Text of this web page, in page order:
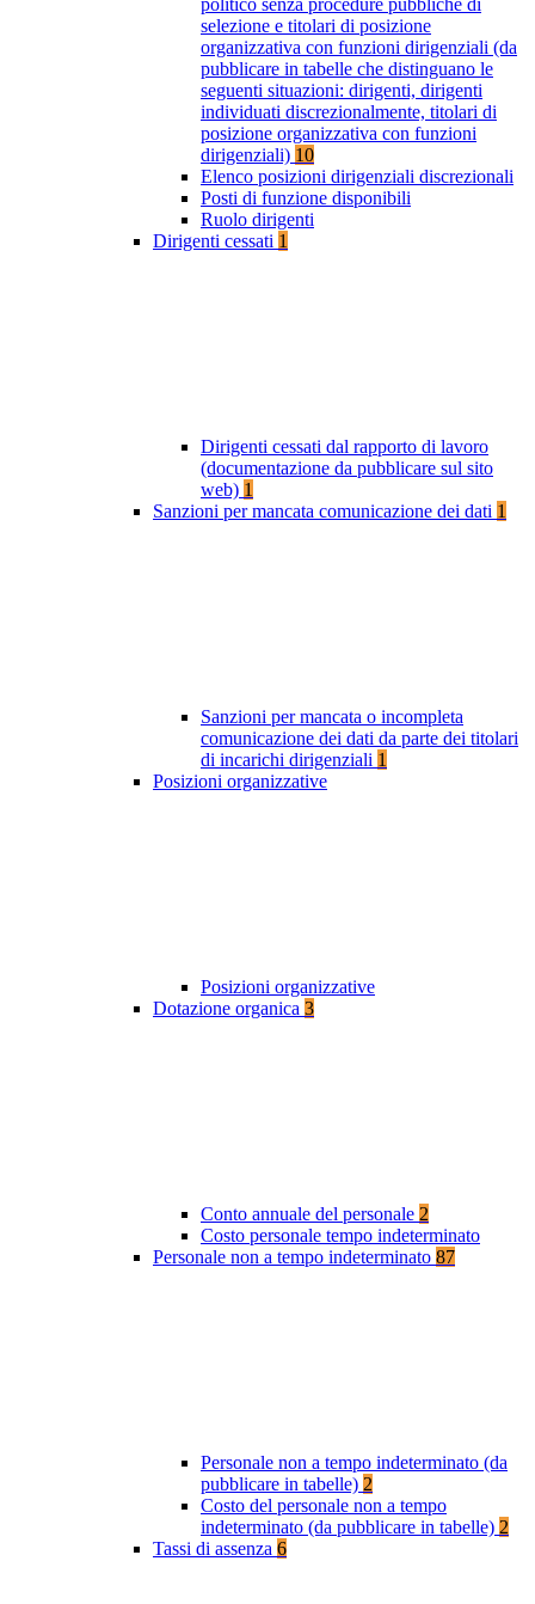
politico senza procedure pubbliche di
selezione e titolari di posizione
organizzativa con funzioni dirigenziali (da
pubblicare in tabelle che distinguano le
seguenti situazioni: dirigenti, dirigenti
individuati discrezionalmente, titolari di
posizione organizzativa con funzioni
dirigenziali) 10
Elenco posizioni dirigenziali discrezionali
Posti di funzione disponibili
Ruolo dirigenti
Dirigenti cessati 1
Dirigenti cessati dal rapporto di lavoro
(documentazione da pubblicare sul sito
web) 1
Sanzioni per mancata comunicazione dei dati 1
Sanzioni per mancata o incompleta
comunicazione dei dati da parte dei titolari
di incarichi dirigenziali 1
Posizioni organizzative
Posizioni organizzative
Dotazione organica 3
Conto annuale del personale 2
Costo personale tempo indeterminato
Personale non a tempo indeterminato 87
Personale non a tempo indeterminato (da
pubblicare in tabelle) 2
Costo del personale non a tempo
indeterminato (da pubblicare in tabelle) 2
Tassi di assenza 6